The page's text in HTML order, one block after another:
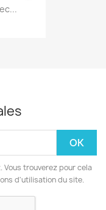
Vous trouverez pour cela
d'utilisation du site.